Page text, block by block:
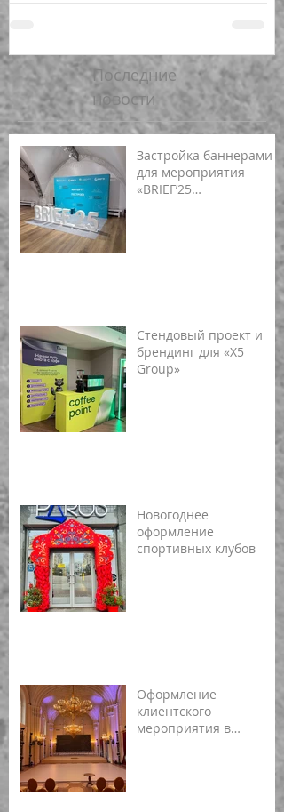
Последние
новости
Застройка баннерами
для мероприятия
«BRIEF’25
Стендовый проект и
брендинг для «X5
Group»
Новогоднее
оформление
спортивных клубов
Оформление
клиентского
мероприятия в